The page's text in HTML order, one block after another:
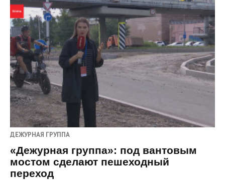
ДЕЖУРНАЯ ГРУППА
«Дежурная группа»: под вантовым
мостом сделают пешеходный
переход